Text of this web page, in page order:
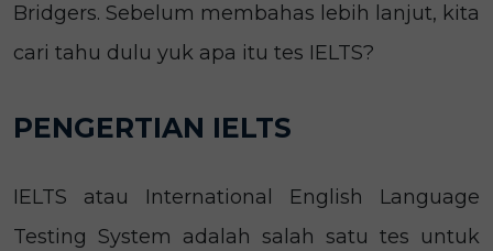
Bridgers. Sebelum membahas lebih lanjut, kita
cari tahu dulu yuk apa itu tes IELTS?
PENGERTIAN IELTS
IELTS atau International English Language
Testing System adalah salah satu tes untuk